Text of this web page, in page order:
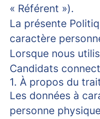
« Référent »).
La présente
caractère
Lorsque nous
Candidats
1. À propos du
Les données à
personne